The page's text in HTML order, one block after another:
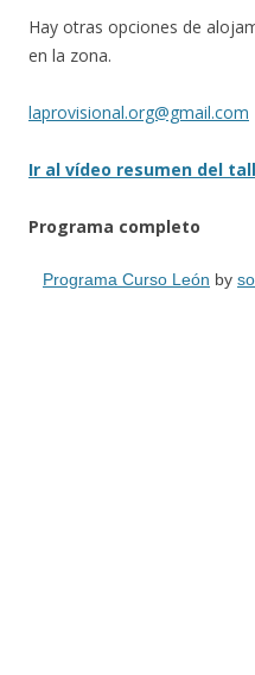
Hay otras opciones de
en la zona.
laprovisional.org@gmail.com
Ir al vídeo resumen del
Programa completo
Programa Curso León by